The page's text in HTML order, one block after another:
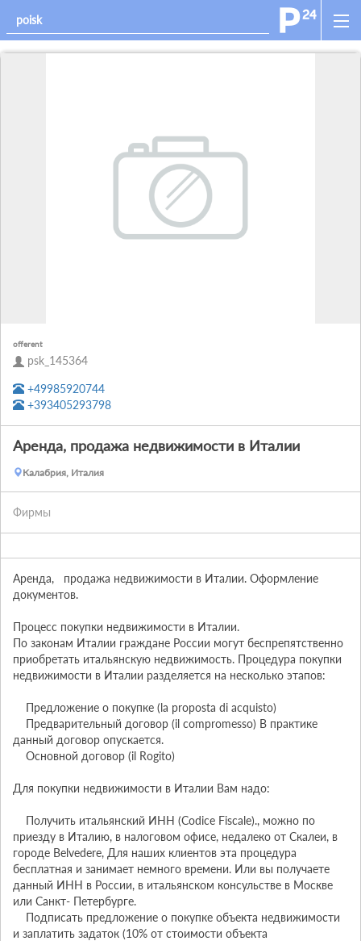
offerent
psk_145364
+49985920744
+393405293798
Аренда, продажа недвижимости в Италии
Калабрия, Италия
Фирмы
Аренда,   продажа недвижимости в Италии. Оформление
документов.
Процесс покупки недвижимости в Италии.
По законам Италии граждане России могут беспрепятственно
приобретать итальянскую недвижимость. Процедура покупки
недвижимости в Италии разделяется на несколько этапов:
данный договор опускается.
Для покупки недвижимости в Италии Вам надо:
приезду в Италию, в налоговом офисе, недалеко от Скалеи, в
городе Belvedere, Для наших клиентов эта процедура
бесплатная и занимает немного времени. Или вы получаете
данный ИНН в России, в итальянском консульстве в Москве
или Санкт- Петербурге.
и заплатить задаток (10% от стоимости объекта